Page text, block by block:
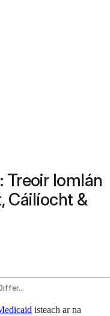
Treoir Iomlán
Cáilíocht &
Medicare Vs Medicaid Difference Eligibility Coverage
isteach ar na